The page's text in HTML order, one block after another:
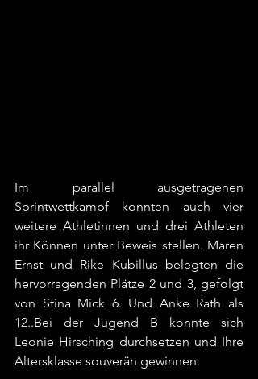
Im parallel ausgetragenen
Sprintwettkampf konnten auch vier
weitere Athletinnen und drei Athleten
ihr Können unter Beweis stellen. Maren
Ernst und Rike Kubillus belegten die
hervorragenden Plätze 2 und 3, gefolgt
von Stina Mick 6. Und Anke Rath als
12..Bei der Jugend B konnte sich
Leonie Hirsching durchsetzen und Ihre
Altersklasse souverän gewinnen.